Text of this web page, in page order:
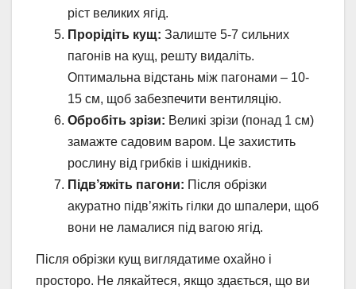
ріст великих ягід.
Прорідіть кущ: Залиште 5-7 сильних
пагонів на кущ, решту видаліть.
Оптимальна відстань між пагонами – 10-
15 см, щоб забезпечити вентиляцію.
Обробіть зрізи: Великі зрізи (понад 1 см)
замажте садовим варом. Це захистить
рослину від грибків і шкідників.
Підв’яжіть пагони: Після обрізки
акуратно підв’яжіть гілки до шпалери, щоб
вони не ламалися під вагою ягід.
Після обрізки кущ виглядатиме охайно і
просторо. Не лякайтеся, якщо здається, що ви